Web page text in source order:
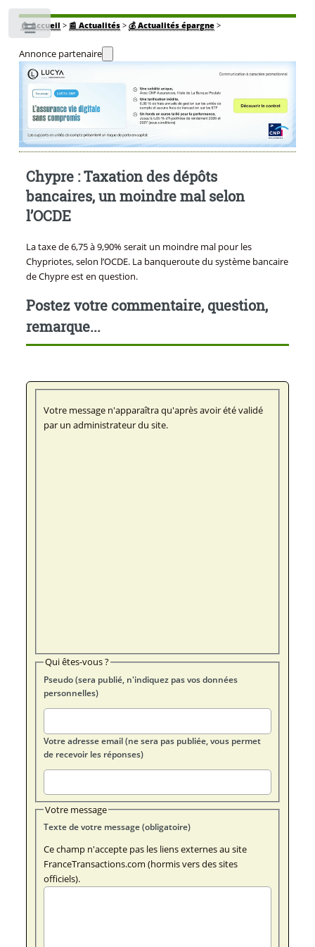
🏠Accueil > 📰 Actualités> 💰 Actualités épargne>
Annonce partenaire
Chypre : Taxation des dépôts
bancaires, un moindre mal selon
l’OCDE
La taxe de 6,75 à 9,90% serait un moindre mal pour les
Chypriotes, selon l’OCDE. La banqueroute du système bancaire
de Chypre est en question.
Postez votre commentaire, question,
remarque...
Votre message n'apparaîtra qu'après avoir été validé
par un administrateur du site.
Qui êtes-vous ?
Pseudo (sera publié, n'indiquez pas vos données
personnelles)
Votre adresse email (ne sera pas publiée, vous permet
de recevoir les réponses)
Votre message
Texte de votre message (obligatoire)
Ce champ n'accepte pas les liens externes au site
FranceTransactions.com (hormis vers des sites
officiels).
Toggle